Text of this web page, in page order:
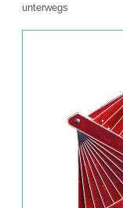
unterwegs